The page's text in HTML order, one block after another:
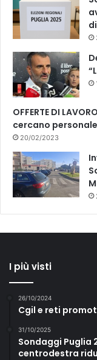
OFFERTE DI
cercano personale
20/02/2023
I più visti
26/10/2024
Cgil e reti
31/10/2025
Sondaggi Puglia
centrodestra